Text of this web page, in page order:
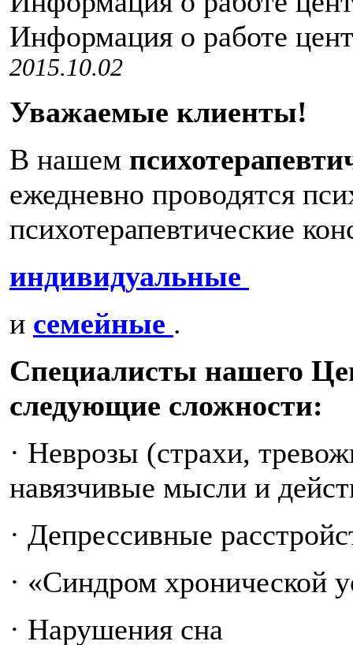
Информация о работе
2015.10.02
Уважаемые клиенты!
В нашем
ежедневно проводятся
психотерапевтические
индивидуальные
и семейные .
Специалисты нашего
следующие сложности:
· Неврозы (страхи,
навязчивые мысли и
· Депрессивные
· «Синдром хронической
· Нарушения сна